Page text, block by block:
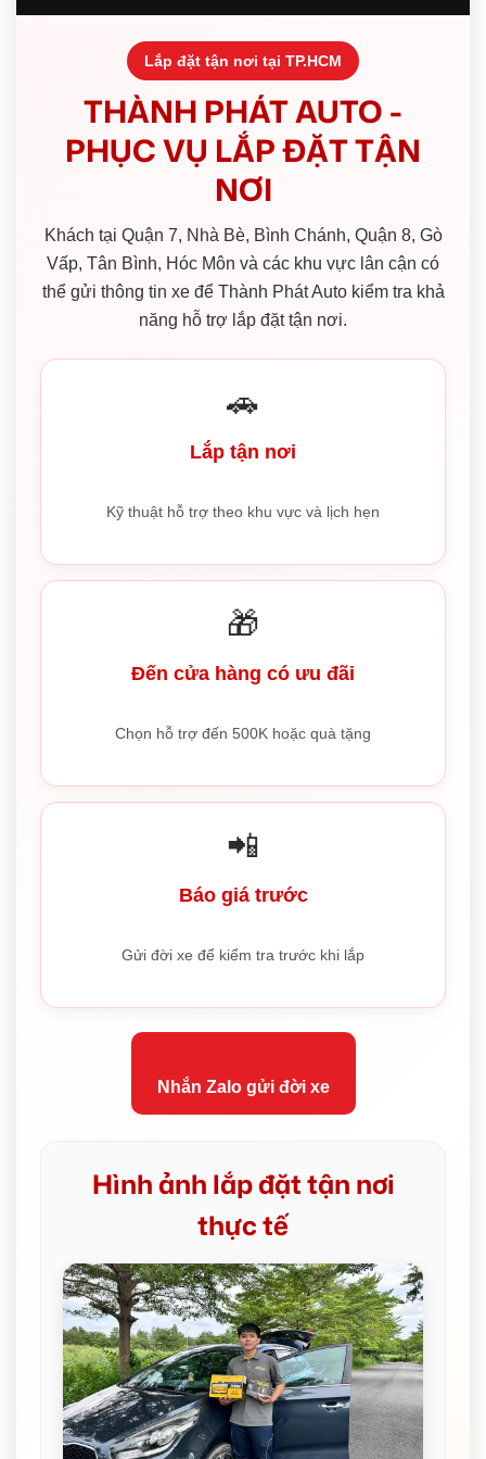
Lắp đặt tận nơi tại TP.HCM
THÀNH PHÁT AUTO -
PHỤC VỤ LẮP ĐẶT TẬN
NƠI
Khách tại Quận 7, Nhà Bè, Bình Chánh, Quận 8, Gò
Vấp, Tân Bình, Hóc Môn và các khu vực lân cận có
thể gửi thông tin xe để Thành Phát Auto kiểm tra khả
năng hỗ trợ lắp đặt tận nơi.
🚗
Lắp tận nơi
Kỹ thuật hỗ trợ theo khu vực và lịch hẹn
🎁
Đến cửa hàng có ưu đãi
Chọn hỗ trợ đến 500K hoặc quà tặng
📲
Báo giá trước
Gửi đời xe để kiểm tra trước khi lắp
Nhắn Zalo gửi đời xe
Hình ảnh lắp đặt tận nơi
thực tế